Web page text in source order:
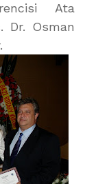
Ata
Dr. Osman